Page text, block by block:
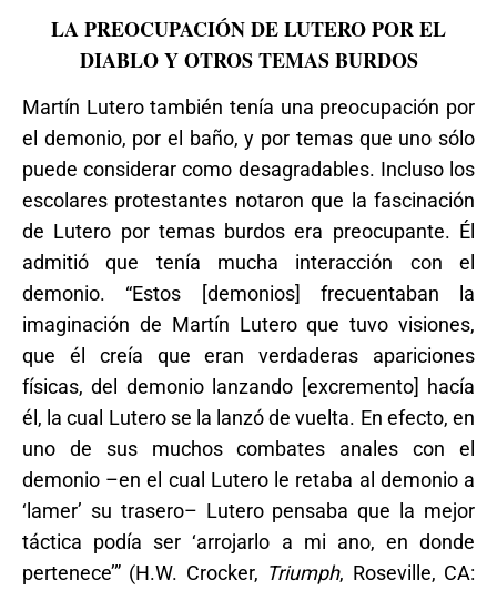
LA PREOCUPACIÓN DE LUTERO POR EL
DIABLO Y OTROS TEMAS BURDOS
Martín Lutero también tenía una preocupación por
el demonio, por el baño, y por temas que uno sólo
puede considerar como desagradables. Incluso los
escolares protestantes notaron que la fascinación
de Lutero por temas burdos era preocupante. Él
admitió que tenía mucha interacción con el
demonio. “Estos [demonios] frecuentaban la
imaginación de Martín Lutero que tuvo visiones,
que él creía que eran verdaderas apariciones
físicas, del demonio lanzando [excremento] hacía
él, la cual Lutero se la lanzó de vuelta. En efecto, en
uno de sus muchos combates anales con el
demonio –en el cual Lutero le retaba al demonio a
‘lamer’ su trasero– Lutero pensaba que la mejor
táctica podía ser ‘arrojarlo a mi ano, en donde
pertenece’” (H.W. Crocker, Triumph, Roseville, CA: